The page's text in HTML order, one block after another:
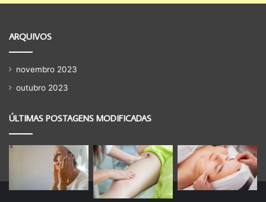
ARQUIVOS
novembro 2023
outubro 2023
ÚLTIMAS POSTAGENS MODIFICADAS